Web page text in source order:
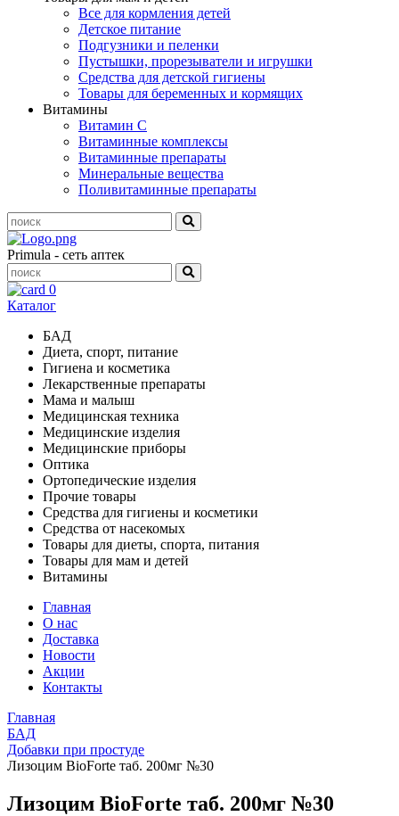
Все для кормления детей
Детское питание
Подгузники и пеленки
Пустышки, прорезыватели и игрушки
Средства для детской гигиены
Товары для беременных и кормящих
Витамины
Витамин С
Витаминные комплексы
Витаминные препараты
Минеральные вещества
Поливитаминные препараты
Primula - сеть аптек
0
Каталог
БАД
Диета, спорт, питание
Гигиена и косметика
Лекарственные препараты
Мама и малыш
Медицинская техника
Медицинские изделия
Медицинские приборы
Оптика
Ортопедические изделия
Прочие товары
Средства для гигиены и косметики
Средства от насекомых
Товары для диеты, спорта, питания
Товары для мам и детей
Витамины
Главная
О нас
Доставка
Новости
Акции
Контакты
Главная
БАД
Добавки при простуде
Лизоцим BioForte таб. 200мг №30
Лизоцим BioForte таб. 200мг №30